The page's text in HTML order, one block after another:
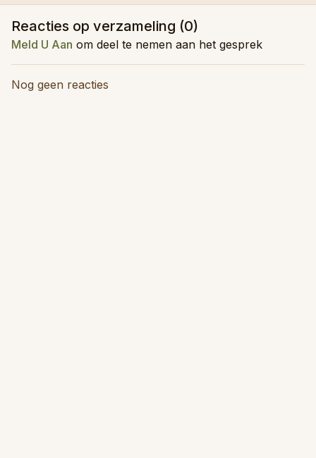
Reacties op verzameling (0)
Meld U Aan om deel te nemen aan het gesprek
Nog geen reacties